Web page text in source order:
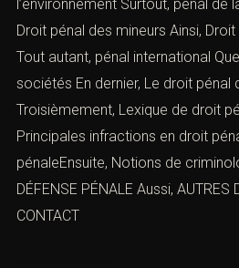
l’environnement Surtout, pénal de
Droit pénal des mineurs Ainsi, Droit
Tout autant, pénal international
sociétés En dernier, Le droit pénal
Troisièmement, Lexique de droit
Principales infractions en droit
pénaleEnsuite, Notions de
DÉFENSE PÉNALE Aussi, AUTRES
CONTACT